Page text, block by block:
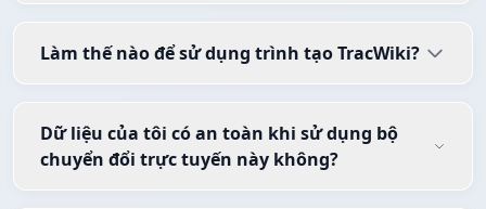
Làm thế nào để sử dụng trình tạo TracWiki?
Dữ liệu của tôi có an toàn khi sử dụng bộ
chuyển đổi trực tuyến này không?